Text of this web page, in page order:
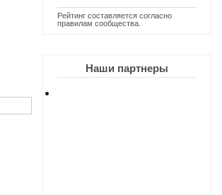
Рейтинг составляется согласно
правилам сообщества.
Наши партнеры